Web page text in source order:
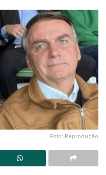
Foto: Reprodução